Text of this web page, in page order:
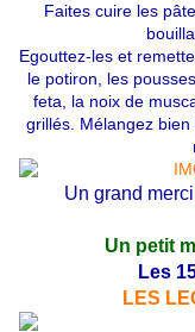
Faites cuire les
Egouttez-les et
le potiron, les
feta, la noix de
grillés. Mélangez
Un grand merci
Un petit
Les
LES